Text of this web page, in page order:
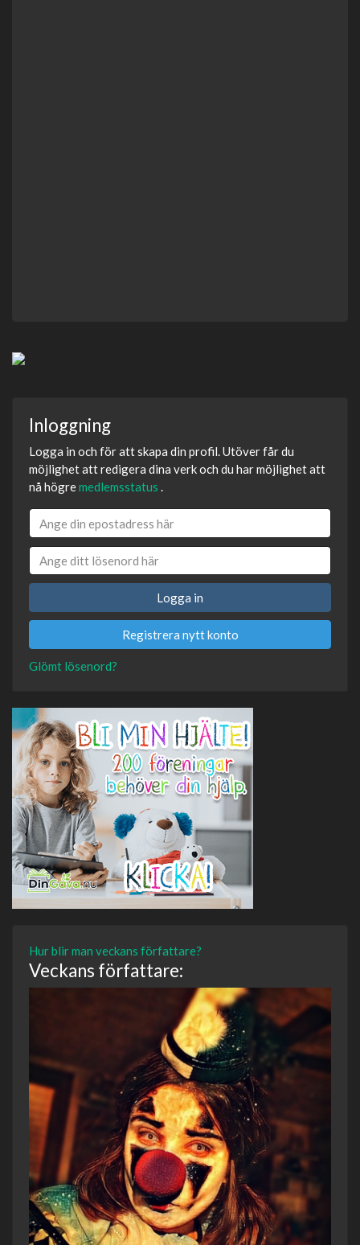
Inloggning
Logga in och för att skapa din profil. Utöver får du
möjlighet att redigera dina verk och du har möjlighet att
nå högremedlemsstatus .
Logga in
Registrera nytt konto
Glömt lösenord?
Hur blir man veckans författare?
Veckans författare: